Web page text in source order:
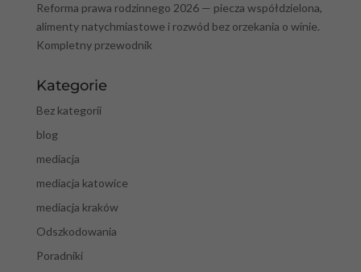
Reforma prawa rodzinnego 2026 — piecza współdzielona,
alimenty natychmiastowe i rozwód bez orzekania o winie.
Kompletny przewodnik
Kategorie
Bez kategorii
blog
mediacja
mediacja katowice
mediacja kraków
Odszkodowania
Poradniki